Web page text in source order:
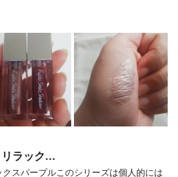
ラック...
スパープルこのシリーズは個人的には